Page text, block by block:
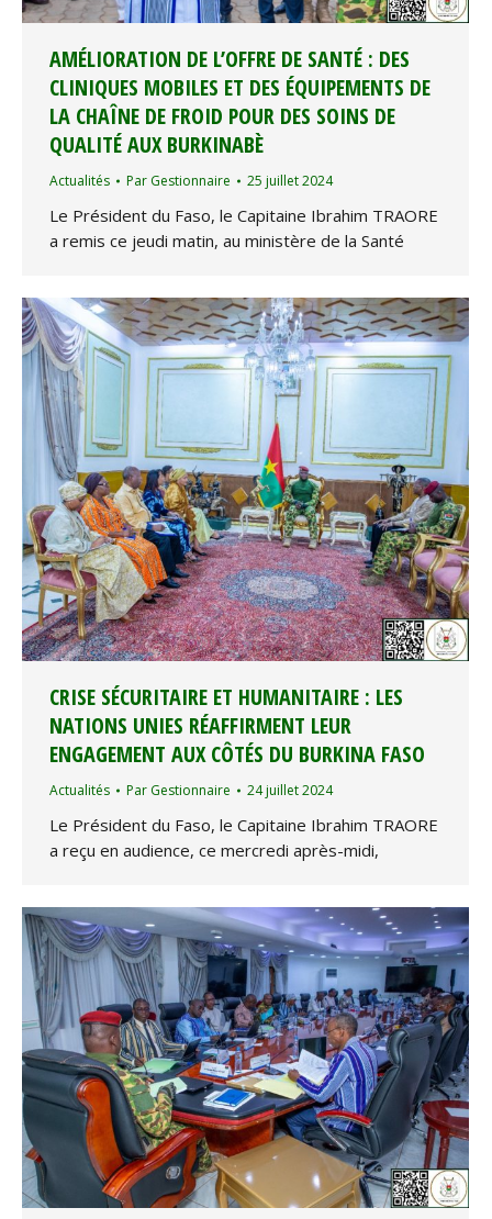
AMÉLIORATION DE L’OFFRE DE SANTÉ : DES
CLINIQUES MOBILES ET DES ÉQUIPEMENTS DE
LA CHAÎNE DE FROID POUR DES SOINS DE
QUALITÉ AUX BURKINABÈ
Actualités Par Gestionnaire 25 juillet 2024
Le Président du Faso, le Capitaine Ibrahim TRAORE
a remis ce jeudi matin, au ministère de la Santé
CRISE SÉCURITAIRE ET HUMANITAIRE : LES
NATIONS UNIES RÉAFFIRMENT LEUR
ENGAGEMENT AUX CÔTÉS DU BURKINA FASO
Actualités Par Gestionnaire 24 juillet 2024
Le Président du Faso, le Capitaine Ibrahim TRAORE
a reçu en audience, ce mercredi après-midi,